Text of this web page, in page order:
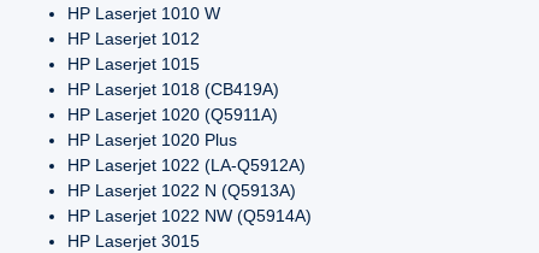
HP Laserjet 1010 W
HP Laserjet 1012
HP Laserjet 1015
HP Laserjet 1018 (CB419A)
HP Laserjet 1020 (Q5911A)
HP Laserjet 1020 Plus
HP Laserjet 1022 (LA-Q5912A)
HP Laserjet 1022 N (Q5913A)
HP Laserjet 1022 NW (Q5914A)
HP Laserjet 3015